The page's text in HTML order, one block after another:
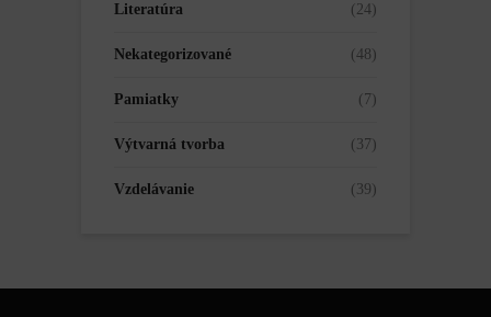
Literatúra (24)
Nekategorizované (48)
Pamiatky (7)
Výtvarná tvorba (37)
Vzdelávanie (39)